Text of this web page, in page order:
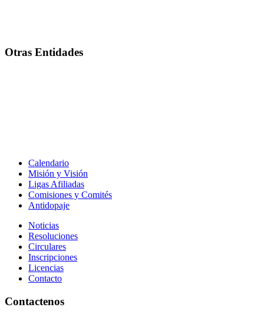
Otras Entidades
Calendario
Misión y Visión
Ligas Afiliadas
Comisiones y Comités
Antidopaje
Noticias
Resoluciones
Circulares
Inscripciones
Licencias
Contacto
Contactenos